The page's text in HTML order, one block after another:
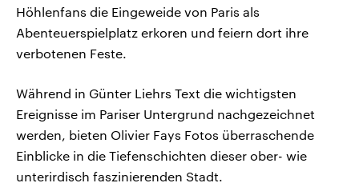
Höhlenfans die Eingeweide von Paris als
Abenteuerspielplatz erkoren und feiern dort ihre
verbotenen Feste.
Während in Günter Liehrs Text die wichtigsten
Ereignisse im Pariser Untergrund nachgezeichnet
werden, bieten Olivier Fays Fotos überraschende
Einblicke in die Tiefenschichten dieser ober- wie
unterirdisch faszinierenden Stadt.